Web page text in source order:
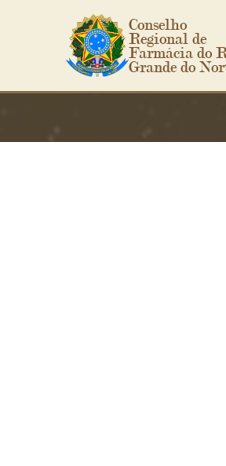
Ir para o conteúdo principal
Conselho
Regional de
Farmácia do
Grande do